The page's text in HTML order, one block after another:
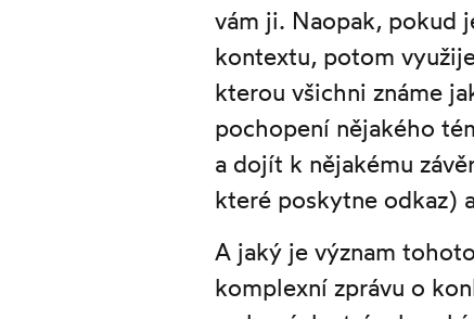
vám ji. Naopak, pokud
kontextu, potom
kterou všichni známe
pochopení nějakého
a dojít k nějakému
které poskytne odkaz)
A jaký je význam
komplexní zprávu o